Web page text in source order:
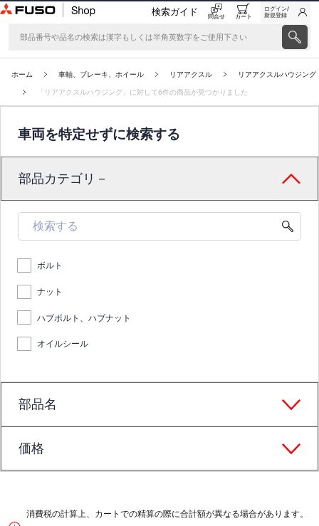
検索ガイド 問合せ カート
ログイン/
新規登録
ホーム 車軸、ブレーキ、ホイール リアアクスル リアアクスルハウジング
「リアアクスルハウジング」に対して6件の商品が見つかりました
車両を特定せずに検索する
部品カテゴリ－
ボルト
ナット
ハブボルト、ハブナット
オイルシール
部品名
価格
消費税の計算上、カートでの精算の際に合計額が異なる場合があります。